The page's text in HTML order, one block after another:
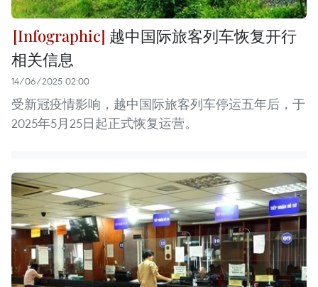
越中国际旅客列车恢复开行
相关信息
14/06/2025 02:00
受新冠疫情影响，越中国际旅客列车停运五年后，于
2025年5月25日起正式恢复运营。